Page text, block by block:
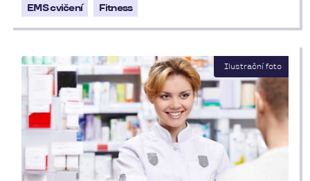
EMS cvičení Fitness